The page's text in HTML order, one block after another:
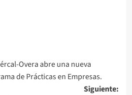
Overa abre una nueva
de Prácticas en Empresas.
Siguiente: